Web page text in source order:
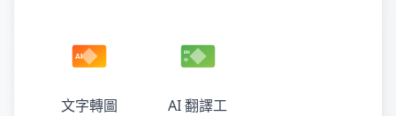
文字轉圖
AI 翻譯工